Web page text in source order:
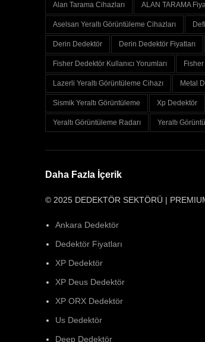
Alan Tarama Cihazları ALAN TARAMA
Aselsan Yeraltı Görüntüleme Cihazları
Derin Dedektör Derin Dedektör Fiyatları
Fisher Dedektör Kullanıcı Yorumları
Lazerli Yeraltı Görüntüleme Cihazı Metal
Sismik Yeraltı Görüntüleme Xp Dedektör
Yeraltı Görüntüleme Radarı Yeraltı
Daha Fazla İçerik
© 2025 DEDEKTÖR SEKTÖRÜ |
Ankara Dedektör
Dedektör Fiyatları
XP Dedektör
XP Deus Dedektör
XP ORX Dedektör
Us Dedektör
Deep Dedektör